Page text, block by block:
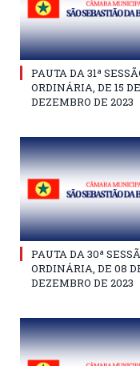
PAUTA DA 31ª
ORDINÁRIA, DE 15 DE
DEZEMBRO DE 2023
PAUTA DA 30ª
ORDINÁRIA, DE 08
DEZEMBRO DE 2023